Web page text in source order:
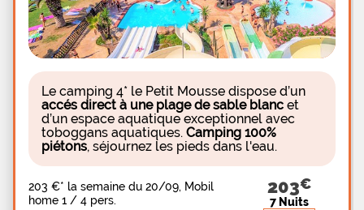
Le camping 4* le Petit Mousse dispose d’un
accés direct à une plage de sable blanc et
d’un espace aquatique exceptionnel avec
toboggans aquatiques. Camping 100%
piétons, séjournez les pieds dans l'eau.
203 €* la semaine du 20/09, Mobil
home 1 / 4 pers.
203
7 Nuits